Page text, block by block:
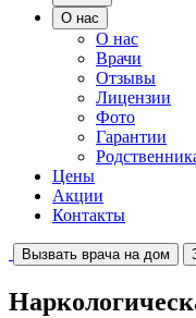
О нас
О нас
Врачи
Отзывы
Лицензии
Фото
Гарантии
Цены
Акции
Контакты
Вызвать врача на дом